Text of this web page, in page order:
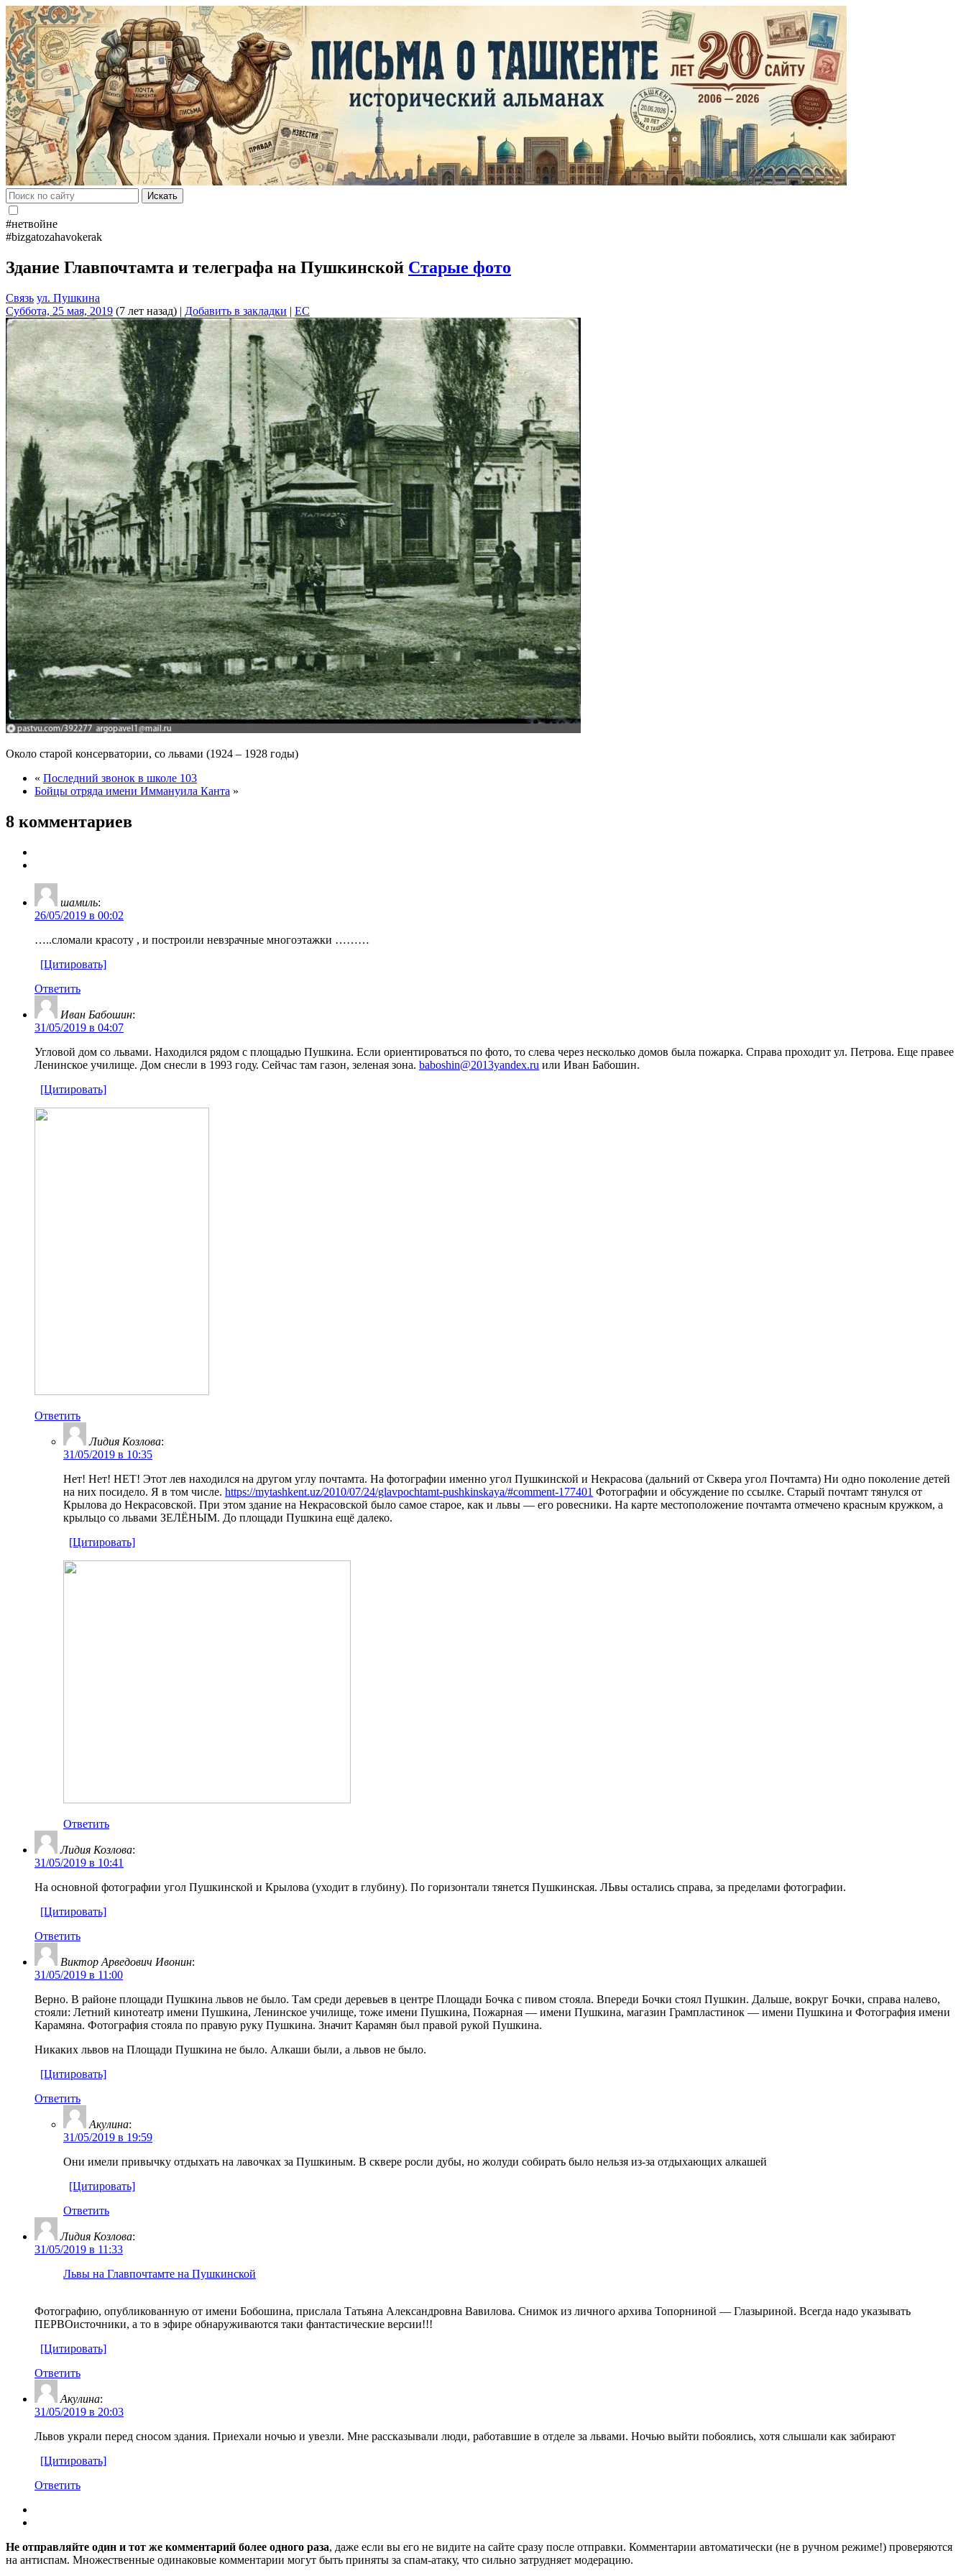
Искать
#нетвойне
#bizgatozahavokerak
Здание Главпочтамта и телеграфа на Пушкинской Старые фото
Связь ул. Пушкина
Суббота, 25 мая, 2019 (7 лет назад) | Добавить в закладки | EC
Около старой консерватории, со львами (1924 – 1928 годы)
« Последний звонок в школе 103
Бойцы отряда имени Иммануила Канта »
8 комментариев
шамиль:
26/05/2019 в 00:02
…..сломали красоту , и построили невзрачные многоэтажки ………
[Цитировать]
Ответить
Иван Бабошин:
31/05/2019 в 04:07
Угловой дом со львами. Находился рядом с площадью Пушкина. Если ориентироваться по фото, то слева через несколько домов была пожарка. Справа проходит ул. Петрова. Еще правее
Ленинское училище. Дом снесли в 1993 году. Сейчас там газон, зеленая зона. baboshin@2013yandex.ru или Иван Бабошин.
[Цитировать]
Ответить
Лидия Козлова:
31/05/2019 в 10:35
Нет! Нет! НЕТ! Этот лев находился на другом углу почтамта. На фотографии именно угол Пушкинской и Некрасова (дальний от Сквера угол Почтамта) Ни одно поколение детей
на них посидело. Я в том числе. https://mytashkent.uz/2010/07/24/glavpochtamt-pushkinskaya/#comment-177401 Фотографии и обсуждение по ссылке. Старый почтамт тянулся от
Крылова до Некрасовской. При этом здание на Некрасовской было самое старое, как и львы — его ровесники. На карте местоположение почтамта отмечено красным кружком, а
крыльцо со львами ЗЕЛЁНЫМ. До площади Пушкина ещё далеко.
[Цитировать]
Ответить
Лидия Козлова:
31/05/2019 в 10:41
На основной фотографии угол Пушкинской и Крылова (уходит в глубину). По горизонтали тянется Пушкинская. ЛЬвы остались справа, за пределами фотографии.
[Цитировать]
Ответить
Виктор Арведович Ивонин:
31/05/2019 в 11:00
Верно. В районе площади Пушкина львов не было. Там среди деревьев в центре Площади Бочка с пивом стояла. Впереди Бочки стоял Пушкин. Дальше, вокруг Бочки, справа налево,
стояли: Летний кинотеатр имени Пушкина, Ленинское училище, тоже имени Пушкина, Пожарная — имени Пушкина, магазин Грампластинок — имени Пушкина и Фотография имени
Карамяна. Фотография стояла по правую руку Пушкина. Значит Карамян был правой рукой Пушкина.
Никаких львов на Площади Пушкина не было. Алкаши были, а львов не было.
[Цитировать]
Ответить
Акулина:
31/05/2019 в 19:59
Они имели привычку отдыхать на лавочках за Пушкиным. В сквере росли дубы, но жолуди собирать было нельзя из-за отдыхающих алкашей
[Цитировать]
Ответить
Лидия Козлова:
31/05/2019 в 11:33
Львы на Главпочтамте на Пушкинской
Фотографию, опубликованную от имени Бобошина, прислала Татьяна Александровна Вавилова. Снимок из личного архива Топорниной — Глазыриной. Всегда надо указывать
ПЕРВОисточники, а то в эфире обнаруживаются таки фантастические версии!!!
[Цитировать]
Ответить
Акулина:
31/05/2019 в 20:03
Львов украли перед сносом здания. Приехали ночью и увезли. Мне рассказывали люди, работавшие в отделе за львами. Ночью выйти побоялись, хотя слышали как забирают
[Цитировать]
Ответить
Не отправляйте один и тот же комментарий более одного раза, даже если вы его не видите на сайте сразу после отправки. Комментарии автоматически (не в ручном режиме!) проверяются
на антиспам. Множественные одинаковые комментарии могут быть приняты за спам-атаку, что сильно затрудняет модерацию.